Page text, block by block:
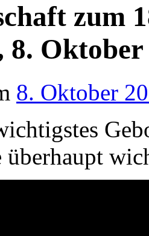
zum
Oktober
8. Oktober
überhaupt